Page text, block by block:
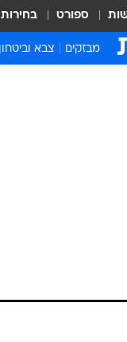
ספורט בחירות
מבזקים צבא וביטחון